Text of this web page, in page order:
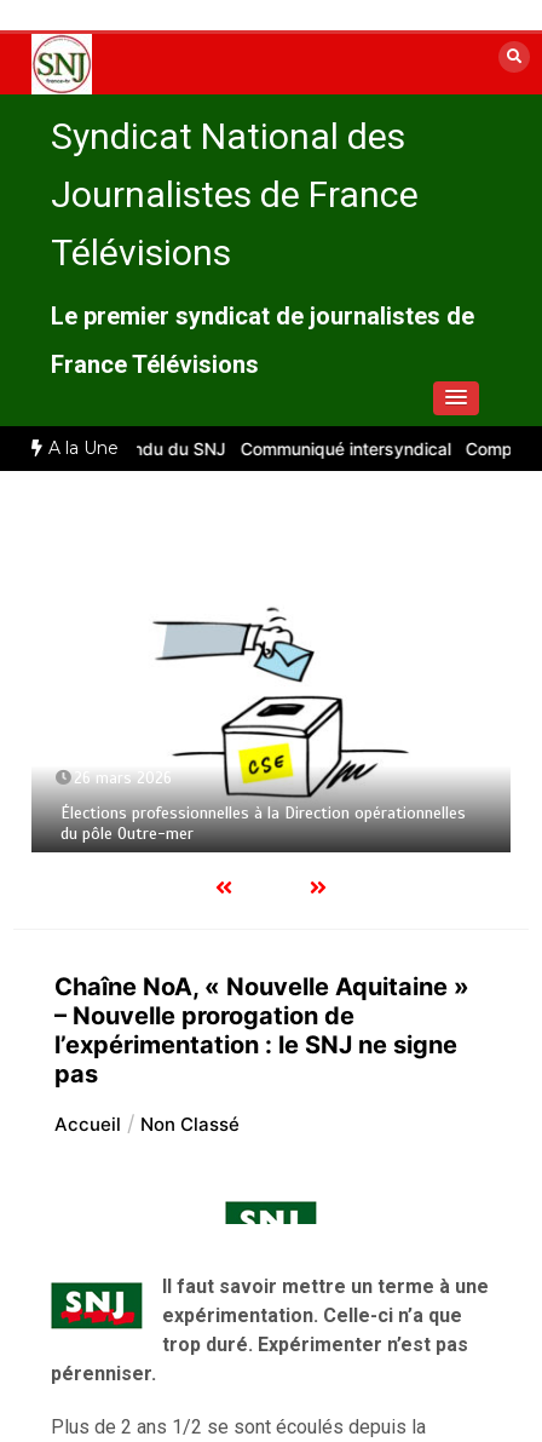
contenu
Syndicat National des
Journalistes de France
Télévisions
Le premier syndicat de journalistes de
France Télévisions
A la Une
: compte rendu du SNJ Communiqué intersyndical Compte-
26 mars 2026
Élections professionnelles à la Direction opérationnelles
du pôle Outre-mer
Chaîne NoA, « Nouvelle Aquitaine »
– Nouvelle prorogation de
l’expérimentation : le SNJ ne signe
pas
Accueil Non Classé
Il faut savoir mettre un terme à une
expérimentation. Celle-ci n’a que
trop duré. Expérimenter n’est pas
pérenniser.
Plus de 2 ans 1/2 se sont écoulés depuis la